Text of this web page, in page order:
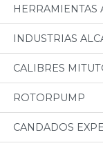
HERRAMIENTAS
INDUSTRIAS
CALIBRES
ROTORPUMP
CANDADOS